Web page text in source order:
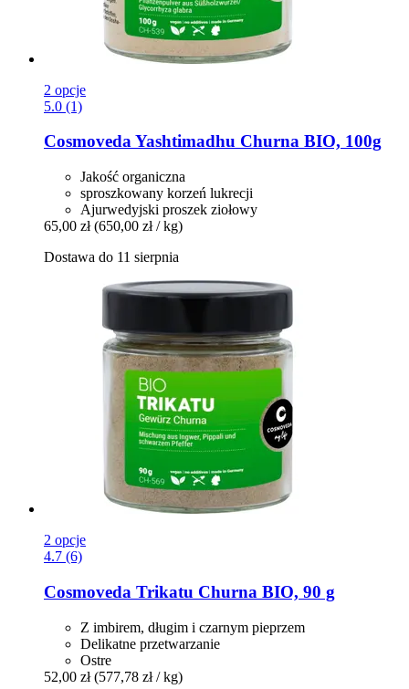
2 opcje
5.0 (1)
CosmovedaYashtimadhu Churna BIO, 100g
Jakość organiczna
sproszkowany korzeń lukrecji
Ajurwedyjski proszek ziołowy
65,00 zł (650,00 zł / kg)
Dostawa do 11 sierpnia
2 opcje
4.7 (6)
Cosmoveda Trikatu Churna BIO, 90 g
Z imbirem, długim i czarnym pieprzem
Delikatne przetwarzanie
Ostre
52,00 zł (577,78 zł / kg)